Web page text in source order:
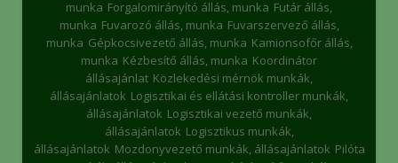
munka Forgalomirányító állás, munka Futár állás,
munka Fuvarozó állás, munka Fuvarszervező állás,
munka Gépkocsivezető állás, munka Kamionsofőr állás,
munka Kézbesítő állás, munka Koordinátor
állásajánlat Közlekedési mérnök munkák,
állásajánlatok Logisztikai és ellátási kontroller munkák,
állásajánlatok Logisztikai vezető munkák,
állásajánlatok Logisztikus munkák,
állásajánlatok Mozdonyvezető munkák, állásajánlatok Pilóta